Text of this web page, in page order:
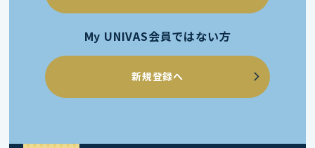
My UNIVAS会員ではない方
新規登録へ